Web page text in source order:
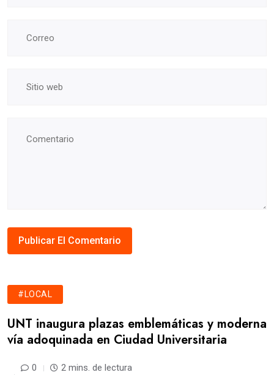
#LOCAL
UNT inaugura plazas emblemáticas y moderna
vía adoquinada en Ciudad Universitaria
0 2 mins. de lectura